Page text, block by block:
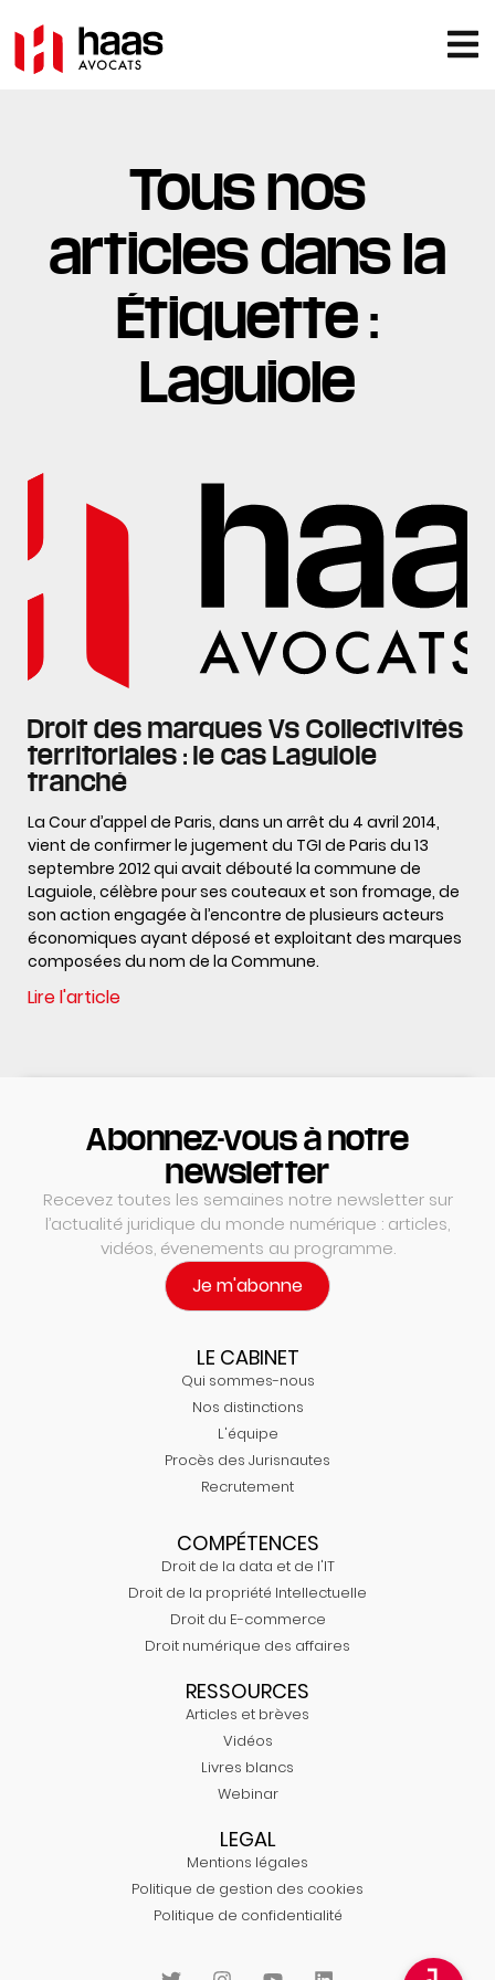
Tous nos
articles dans la
Étiquette :
Laguiole
Droit des marques Vs Collectivités
territoriales : le cas Laguiole
tranché
La Cour d’appel de Paris, dans un arrêt du 4 avril 2014,
vient de confirmer le jugement du TGI de Paris du 13
septembre 2012 qui avait débouté la commune de
Laguiole, célèbre pour ses couteaux et son fromage, de
son action engagée à l’encontre de plusieurs acteurs
économiques ayant déposé et exploitant des marques
composées du nom de la Commune.
Lire l'article
Abonnez-vous à notre
newsletter
Recevez toutes les semaines notre newsletter sur
l’actualité juridique du monde numérique : articles,
vidéos, évenements au programme.
Je m'abonne
LE CABINET
Qui sommes-nous
Nos distinctions
L'équipe
Procès des Jurisnautes
Recrutement
COMPÉTENCES
Droit de la data et de l'IT
Droit de la propriété Intellectuelle
Droit du E-commerce
Droit numérique des affaires
RESSOURCES
Articles et brèves
Vidéos
Livres blancs
Webinar
LEGAL
Mentions légales
Politique de gestion des cookies
Politique de confidentialité